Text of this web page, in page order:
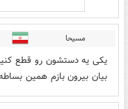
مسیحا
یکی یه دستشون رو قطع کنید
بیان بیرون بازم همین